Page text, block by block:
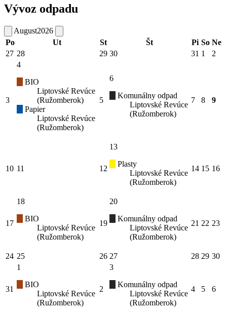
Vývoz odpadu
August2026
Po
Ut St Št Pi So Ne
27 28 29 30 31 1 2
3
4
BIO
Liptovské Revúce
(Ružomberok)
Papier
Liptovské Revúce
(Ružomberok)
5
6
Komunálny odpad
Liptovské Revúce
(Ružomberok)
7 8 9
10 11 12
13
Plasty
Liptovské Revúce
(Ružomberok)
14 15 16
17
18
BIO
Liptovské Revúce
(Ružomberok)
19
20
Komunálny odpad
Liptovské Revúce
(Ružomberok)
21 22 23
24 25 26 27 28 29 30
31
1
BIO
Liptovské Revúce
(Ružomberok)
2
3
Komunálny odpad
Liptovské Revúce
(Ružomberok)
4 5 6